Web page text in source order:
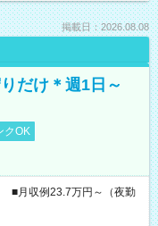
掲載日：2026.08.08
だけ＊週1日～
クOK
■月収例23.7万円～（夜勤